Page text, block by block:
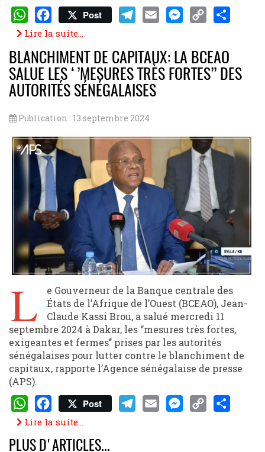
WhatsApp
Facebook
Post
Lire la suite...
BLANCHIMENT DE CAPITAUX: LA BCEAO
SALUE LES ‘’MESURES TRÈS FORTES’’ DES
AUTORITÉS SÉNÉGALAISES
Publication : 13 septembre 2024
L
e Gouverneur de la Banque centrale des
États de l’Afrique de l’Ouest (BCEAO), Jean-
Claude Kassi Brou, a salué mercredi 11
septembre 2024 à Dakar, les ‘’mesures très fortes,
exigeantes et fermes’’ prises par les autorités
sénégalaises pour lutter contre le blanchiment de
capitaux, rapporte l’Agence sénégalaise de presse
(APS).
WhatsApp
Facebook
Post
Lire la suite...
PLUS D'ARTICLES...